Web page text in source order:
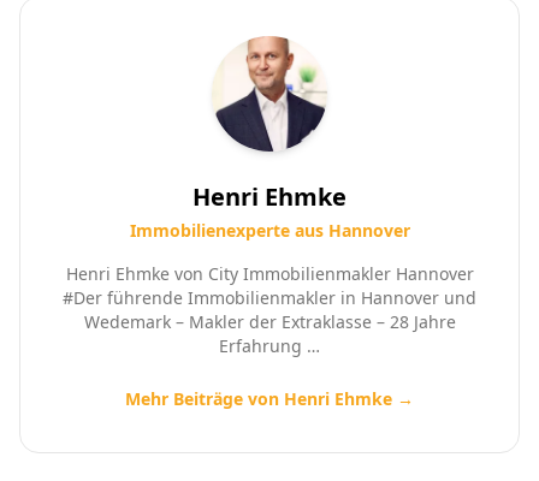
Henri Ehmke
Immobilienexperte aus Hannover
Henri Ehmke von City Immobilienmakler Hannover
#Der führende Immobilienmakler in Hannover und
Wedemark – Makler der Extraklasse – 28 Jahre
Erfahrung …
Mehr Beiträge von Henri Ehmke →